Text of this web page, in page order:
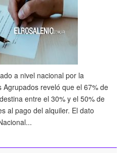
a nivel nacional por la
Agrupados reveló que el 67% de
entre el 30% y el 50% de
al pago del alquiler. El dato